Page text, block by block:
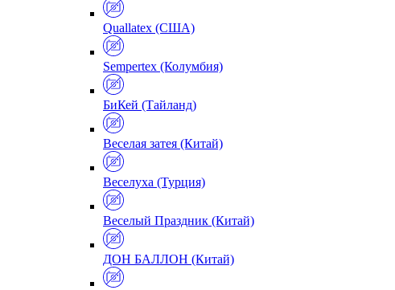
Quallatex (США)
Sempertex (Колумбия)
БиКей (Тайланд)
Веселая затея (Китай)
Веселуха (Турция)
Веселый Праздник (Китай)
ДОН БАЛЛОН (Китай)